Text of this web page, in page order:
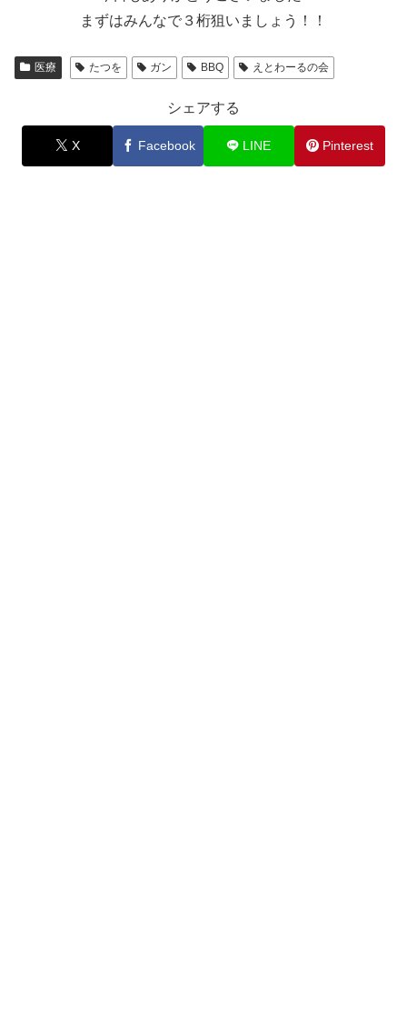
まずはみんなで３桁狙いましょう！！
医療 たつを ガン BBQ えとわーるの会
シェアする
X Facebook LINE Pinterest